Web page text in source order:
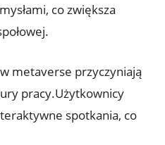
co zwiększa
metaverse przyczyniają
pracy.Użytkownicy
spotkania, co